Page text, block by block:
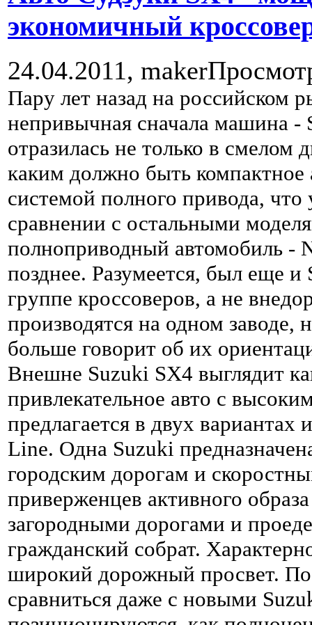
экономичный
24.04.2011, maker
Пару лет назад на российском
непривычная сначала машина -
отразилась не только в
каким должно быть
системой полного привода,
сравнении с остальными
полноприводный автомобиль -
позднее. Разумеется, был еще
группе кроссоверов, а не
производятся на одном
больше говорит об их
Внешне Suzuki SX4 выглядит
привлекательное авто с
предлагается в двух
Line. Одна Suzuki
городским дорогам и
приверженцев активного
загородными дорогами и
гражданский собрат.
широкий дорожный просвет.
сравниться даже с новыми